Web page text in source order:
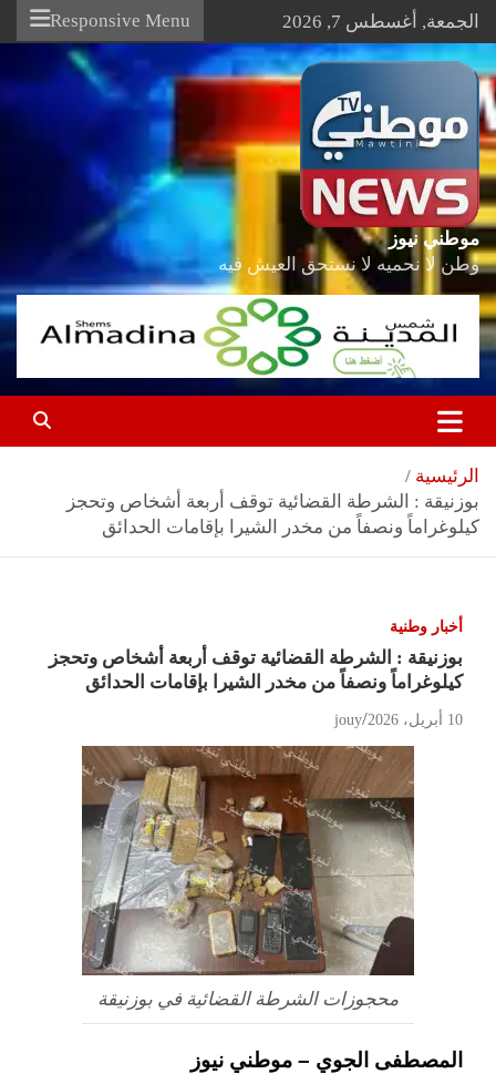
Skip
content
الجمعة, أغسطس 7, 2026 Responsive Menu
موطني نيوز
وطن لا نحميه لا نستحق العيش فيه
الرئيسية
بوزنيقة : الشرطة القضائية توقف أربعة أشخاص وتحجز
كيلوغراماً ونصفاً من مخدر الشيرا بإقامات الحدائق
أخبار وطنية
بوزنيقة : الشرطة القضائية توقف أربعة أشخاص وتحجز
كيلوغراماً ونصفاً من مخدر الشيرا بإقامات الحدائق
10 أبريل، 2026 jouy
محجوزات الشرطة القضائية في بوزنيقة
المصطفى الجوي – موطني نيوز